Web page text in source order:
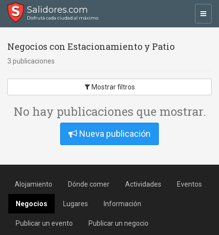
Salidores.com
Disfrutá cada ciudad al máximo
Negocios con Estacionamiento y Patio
3 publicaciones
Mostrar filtros
No hay publicaciones que mostrar.
Nueva publicación
Alojamiento Dónde comer Actividades Eventos
Negocios Lugares Información
Publicar un evento Publicar un negocio